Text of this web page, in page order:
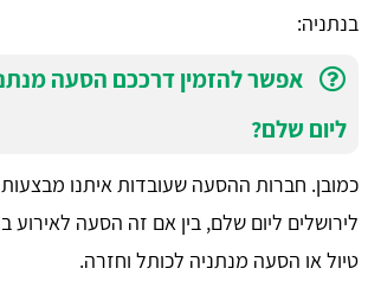
בנתניה:
אפשר להזמין דרככם הסעה
ליום שלם?
כמובן. חברות ההסעה שעובדות איתנו
לירושלים ליום שלם, בין אם זה הסעה לאירוע
טיול או הסעה מנתניה לכותל וחזרה.